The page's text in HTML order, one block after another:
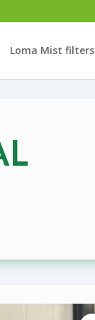
Loma Mist filters